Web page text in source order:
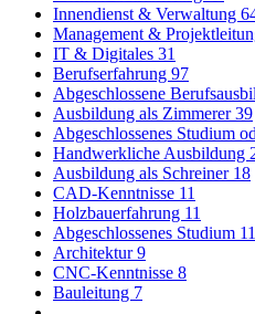
Innendienst & Verwaltung
Management &
IT & Digitales 31
Berufserfahrung 97
Abgeschlossene
Ausbildung als Zimmerer39
Abgeschlossenes Studium
Handwerkliche Ausbildung
Ausbildung als Schreiner 18
CAD-Kenntnisse 11
Holzbauerfahrung 11
Abgeschlossenes Studium 11
Architektur9
CNC-Kenntnisse 8
Bauleitung 7